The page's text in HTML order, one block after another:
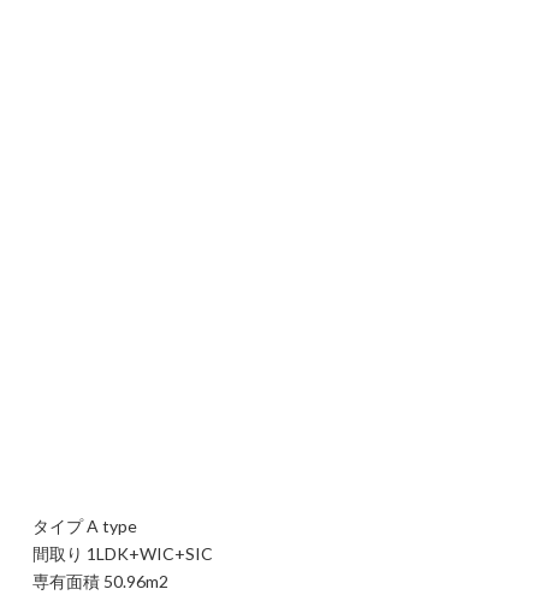
タイプ A type
間取り 1LDK+WIC+SIC
専有面積 50.96m2